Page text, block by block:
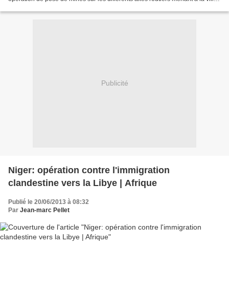
Publicité
Niger: opération contre l'immigration
clandestine vers la Libye | Afrique
Publié le 20/06/2013 à 08:32
Par Jean-marc Pellet